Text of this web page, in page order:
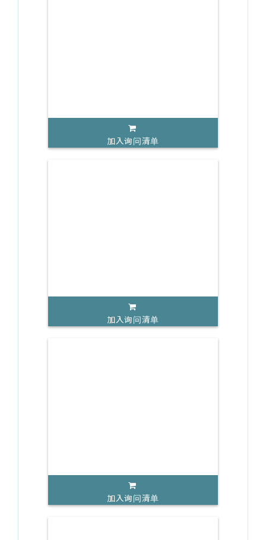
加入询问清单
加入询问清单
加入询问清单